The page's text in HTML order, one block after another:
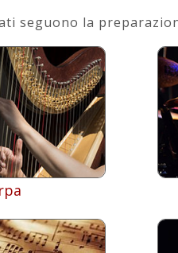
seguono la